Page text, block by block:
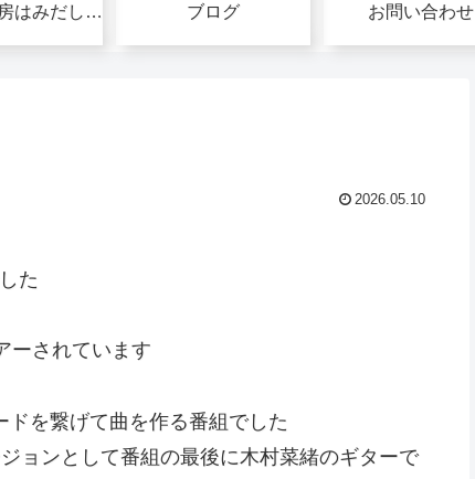
おやすみ工房はみだしトーク(Podcast) ブログ お問い合わせ
2026.05.10
た
ーされています
を繋げて曲を作る番組でした
ョンとして番組の最後に木村菜緒のギターで